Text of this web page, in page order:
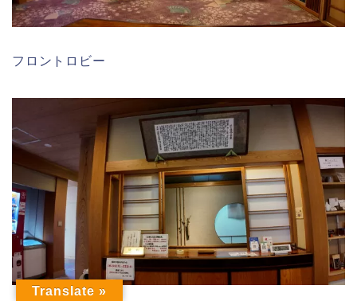
フロントロビー
Translate »